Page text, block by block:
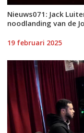
Nieuws071: Jack
noodlanding van de
19 februari 2025